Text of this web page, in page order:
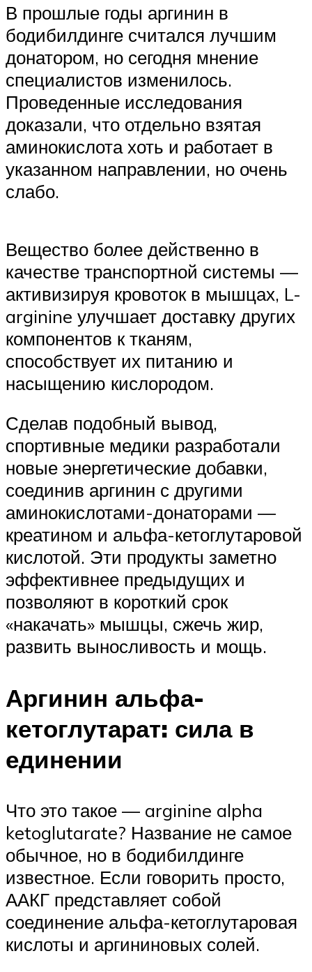
В прошлые годы аргинин в
бодибилдинге считался лучшим
донатором, но сегодня мнение
специалистов изменилось.
Проведенные исследования
доказали, что отдельно взятая
аминокислота хоть и работает в
указанном направлении, но очень
слабо.
Вещество более действенно в
качестве транспортной системы —
активизируя кровоток в мышцах, L-
arginine улучшает доставку других
компонентов к тканям,
способствует их питанию и
насыщению кислородом.
Сделав подобный вывод,
спортивные медики разработали
новые энергетические добавки,
соединив аргинин с другими
аминокислотами-донаторами —
креатином и альфа-кетоглутаровой
кислотой. Эти продукты заметно
эффективнее предыдущих и
позволяют в короткий срок
«накачать» мышцы, сжечь жир,
развить выносливость и мощь.
Аргинин альфа-
кетоглутарат: сила в
единении
Что это такое — arginine alpha
ketoglutarate? Название не самое
обычное, но в бодибилдинге
известное. Если говорить просто,
ААКГ представляет собой
соединение альфа-кетоглутаровая
кислоты и аргининовых солей.